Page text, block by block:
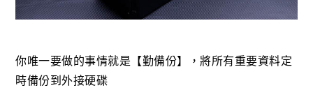
你唯一要做的事情就是【勤備份】，將所有重要資料定
時備份到外接硬碟